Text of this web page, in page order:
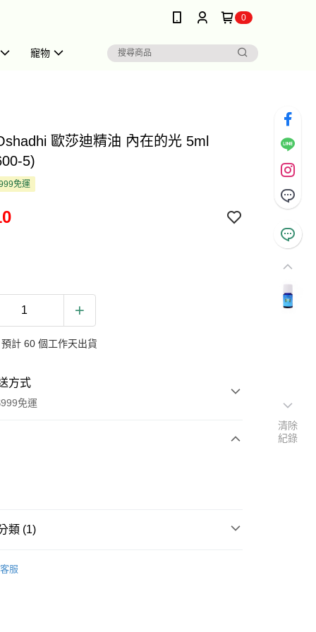
0
寵物
歐莎迪精油 內在的光 5ml
5)
免運
計 60 個工作天出貨
方式
免運
款
類 (1)
客服
清除
紀錄